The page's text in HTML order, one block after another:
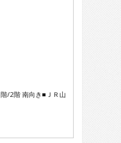
/2階 南向き■ＪＲ山